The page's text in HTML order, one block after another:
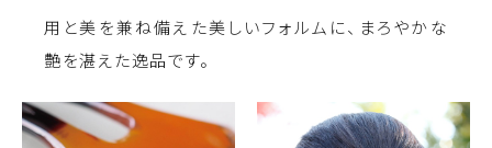
用と美を兼ね備えた美しいフォルムに、まろやかな
艶を湛えた逸品です。